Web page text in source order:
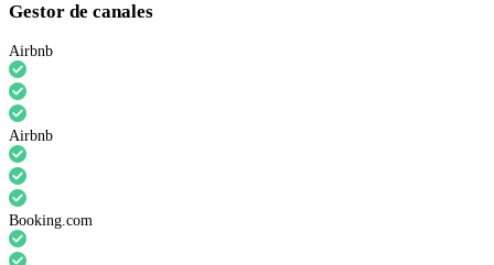
Gestor de canales
Airbnb
Airbnb
Booking.com